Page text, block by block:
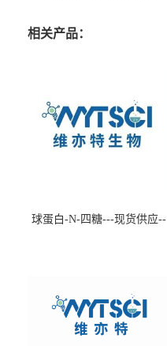
相关产品：
球蛋白-N-四糖---现货供应--